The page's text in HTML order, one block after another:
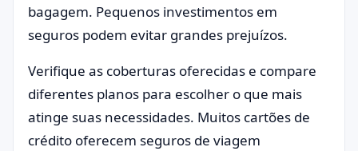
bagagem. Pequenos investimentos em
seguros podem evitar grandes prejuízos.
Verifique as coberturas oferecidas e compare
diferentes planos para escolher o que mais
atinge suas necessidades. Muitos cartões de
crédito oferecem seguros de viagem